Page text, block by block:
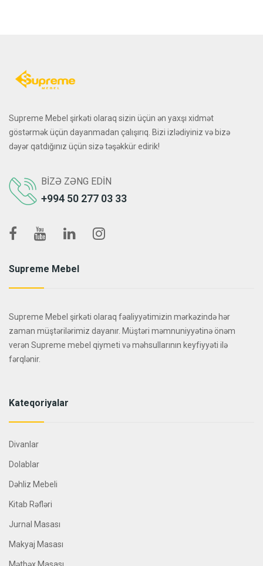
Supreme Mebel şirkəti olaraq sizin üçün ən yaxşı xidmət
göstərmək üçün dayanmadan çalışırıq. Bizi izlədiyiniz və bizə
dəyər qatdığınız üçün sizə təşəkkür edirik!
BIZƏ ZƏNG EDIN
+994 50 277 03 33
Supreme Mebel
Supreme Mebel şirkəti olaraq fəaliyyətimizin mərkəzində hər
zaman müştərilərimiz dayanır. Müştəri məmnuniyyətinə önəm
verən Supreme mebel qiymeti və məhsullarının keyfiyyəti ilə
fərqlənir.
Kateqoriyalar
Divanlar
Dolablar
Dəhliz Mebeli
Kitab Rəfləri
Jurnal Masası
Makyaj Masası